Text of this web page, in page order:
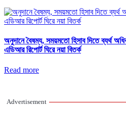
অনুদানে বৈষম্য, সময়মতো হিসাব দিতে ব্যর্থ
এডিআর রিপোর্ট ঘিরে নয়া বিতর্ক
Read more
Advertisement